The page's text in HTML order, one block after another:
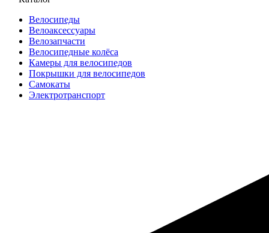
Велосипеды
Велоаксессуары
Велозапчасти
Велосипедные колёса
Камеры для велосипедов
Покрышки для велосипедов
Самокаты
Электротранспорт